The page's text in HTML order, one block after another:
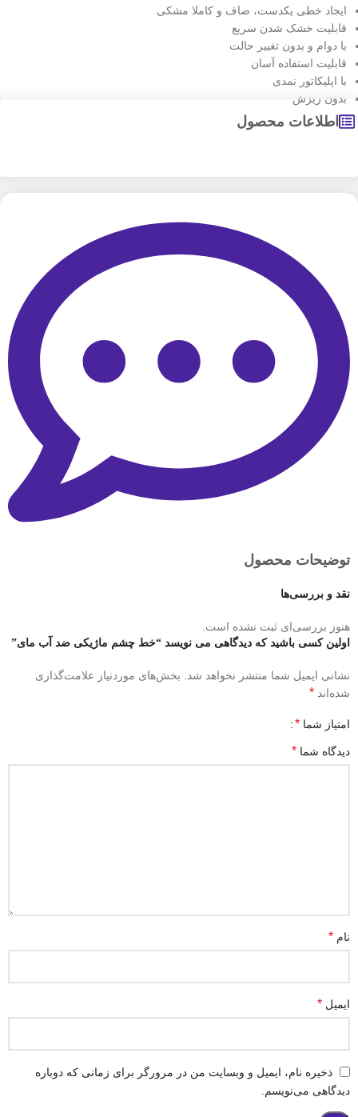
ایجاد خطی یکدست، صاف و کاملا مشکی
قابلیت خشک شدن سریع
با دوام و بدون تغییر حالت
قابلیت استفاده آسان
با اپلیکاتور نمدی
بدون ریزش
اطلاعات محصول
توضیحات محصول
نقد و بررسی‌ها
هنوز بررسی‌ای ثبت نشده است.
اولین کسی باشید که دیدگاهی می نویسد “خط چشم ماژیکی ضد آب مای”
نشانی ایمیل شما منتشر نخواهد شد.
بخش‌های موردنیاز علامت‌گذاری
شده‌اند *
امتیاز شما *
دیدگاه شما *
نام *
ایمیل *
ذخیره نام، ایمیل و وبسایت من در مرورگر برای زمانی که دوباره
دیدگاهی می‌نویسم.